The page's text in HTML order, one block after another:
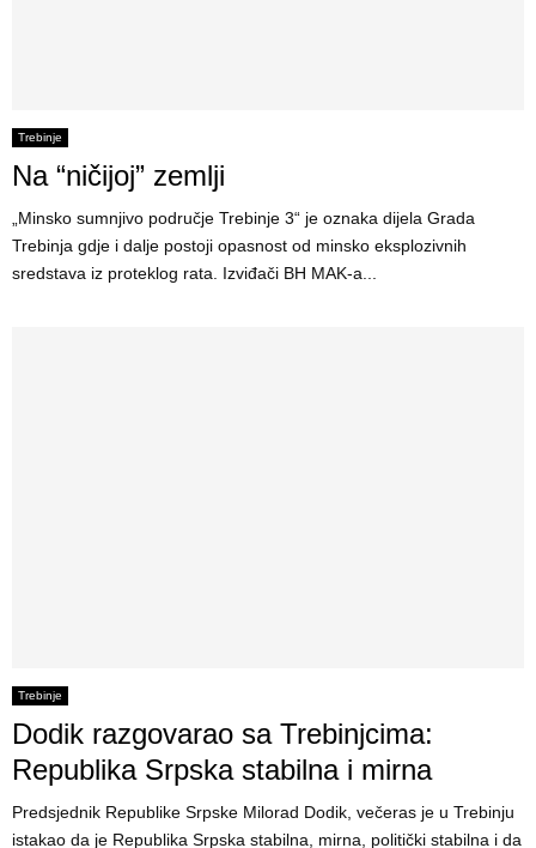
Trebinje
Na “ničijoj” zemlji
„Minsko sumnjivo područje Trebinje 3“ je oznaka dijela Grada
Trebinja gd‌je i dalje postoji opasnost od minsko eksplozivnih
sredstava iz proteklog rata. Izviđači BH MAK-a...
Trebinje
Dodik razgovarao sa Trebinjcima:
Republika Srpska stabilna i mirna
Predsjednik Republike Srpske Milorad Dodik, večeras je u Trebinju
istakao da je Republika Srpska stabilna, mirna, politički stabilna i da